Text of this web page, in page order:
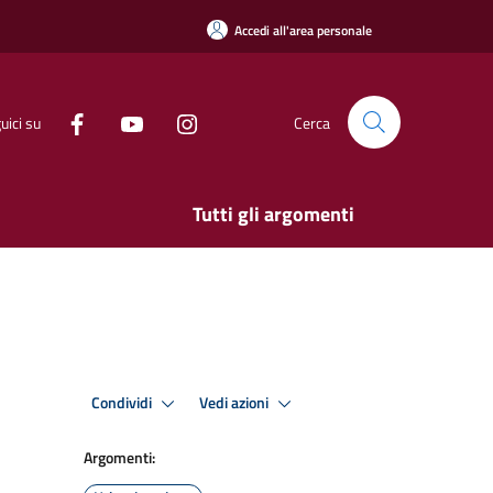
Accedi all'area personale
su Cerca
Tutti gli argomenti
Condividi Vedi azioni
Argomenti: